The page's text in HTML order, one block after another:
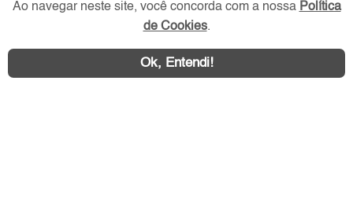
Ao navegar neste site, você concorda com a nossa Política
de Cookies.
Ok, Entendi!